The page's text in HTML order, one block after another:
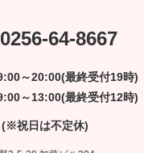
0256-64-8667
～20:00(最終受付19時)
～13:00(最終受付12時)
(※祝日は不定休)